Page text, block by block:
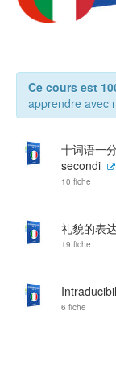
Ce cours est
apprendre avec
十词语一
secondi
10 fiche
礼貌的表
19 fiche
6 fiche